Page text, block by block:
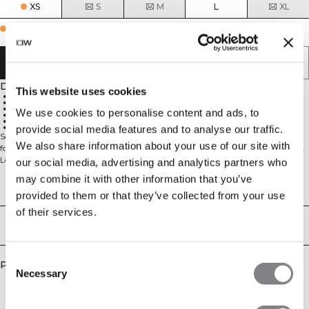
This website uses cookies
We use cookies to personalise content and ads, to
provide social media features and to analyse our traffic.
We also share information about your use of our site with
our social media, advertising and analytics partners who
may combine it with other information that you’ve
provided to them or that they’ve collected from your use
of their services.
Consent
Selection
Necessary
XS S M L XL
AJOUTER AU PANIER
Description
Cropped fit
High performing fabric from Europe
Small ICIW logo on front
77% Polyamide, 23% Elastane
Scrunch est un produit exceptionnel avec un design qui met en valeur les
formes de manière flatteuse ! Avec l'effet scrunch, vous accentuez vos formes.
Le matériau est doux et confortable sur le corps et le vêtement respire bien.
Que demander de plus pour des vêtements d'entraînement ?! Col en V,
fabriqué dans l'UE avec un tissu haute performance d'Europe. Petit logo ICIW
sur le devant. Bonne respirabilité avec détail de lacet ajustable à l'avant. Coupe
courte. 77% Polyamide 23% Elastane
Aspects techniques
Produits similaires